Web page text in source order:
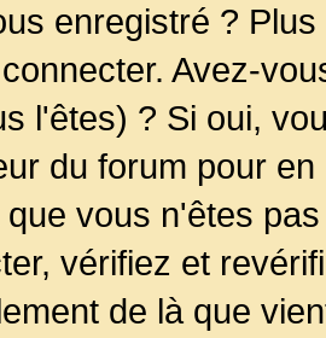
enregistré ?
Avez-
l'êtes) ? Si oui,
du forum pour
vous n'êtes
vérifiez et
de là que